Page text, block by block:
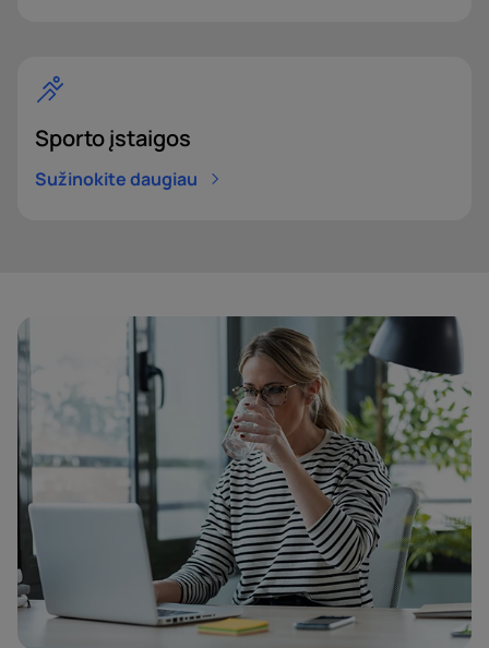
Sporto įstaigos
Sužinokite daugiau